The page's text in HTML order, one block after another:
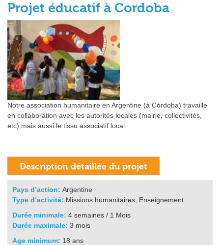
Projet éducatif à Cordoba
Notre association humanitaire en Argentine (à Córdoba) travaille
en collaboration avec les autorités locales (mairie, collectivités,
etc) mais aussi le tissu associatif local.
Pays d’action: Argentine
Type d‘activité: Missions humanitaires, Enseignement
Durée minimale: 4 semaines / 1 Mois
Durée maximale: 3 mois
Age minimum: 18 ans